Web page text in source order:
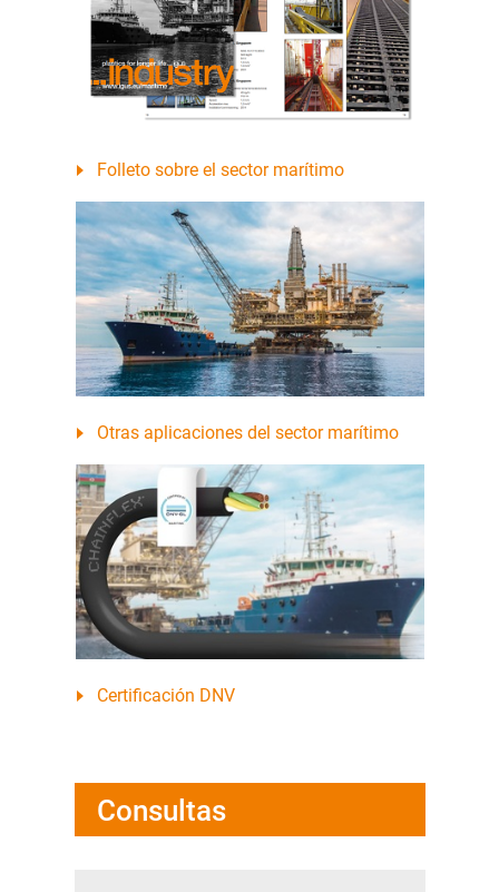
Folleto sobre el sector marítimo
Otras aplicaciones del sector marítimo
Certificación DNV
Consultas